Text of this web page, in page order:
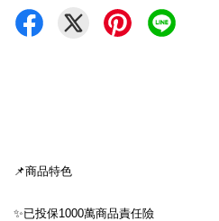
📌商品特色
✨已投保1000萬商品責任險